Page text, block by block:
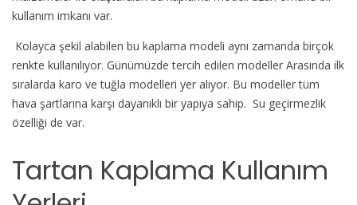
kullanım imkanı var.
Kolayca şekil alabilen bu kaplama modeli aynı zamanda birçok
renkte kullanılıyor. Günümüzde tercih edilen modeller Arasında ilk
sıralarda karo ve tuğla modelleri yer alıyor. Bu modeller tüm
hava şartlarına karşı dayanıklı bir yapıya sahip. Su geçirmezlik
özelliği de var.
Tartan Kaplama Kullanım